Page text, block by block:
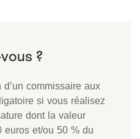
commissaire aux
si vous réalisez
dont la valeur
euros et/ou 50 % du